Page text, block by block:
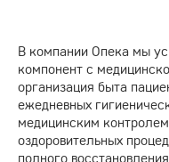
В компании Опека мы
компонент с
организация быта
ежедневных
медицинским
оздоровительных
полного